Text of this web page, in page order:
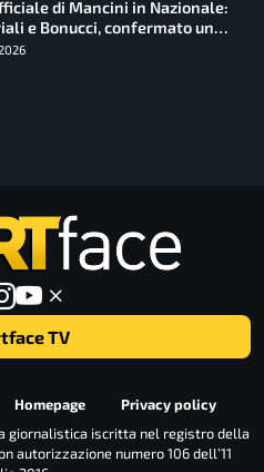
di Mancini in Nazionale:
e Bonucci, confermato un
TV
Homepage
Privacy policy
giornalistica iscritta nel registro della
autorizzazione numero 106 dell’11